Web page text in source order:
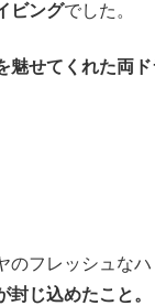
ビングでした。
魅せてくれた両
のフレッシュなハ
封じ込めたこと。